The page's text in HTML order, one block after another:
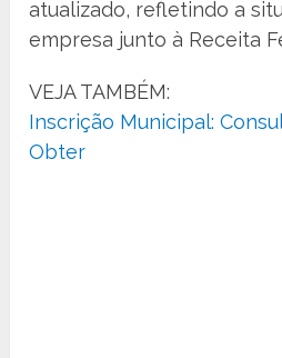
atualizado, refletindo a
empresa junto à Receita
VEJA TAMBÉM:
Inscrição Municipal:
Obter